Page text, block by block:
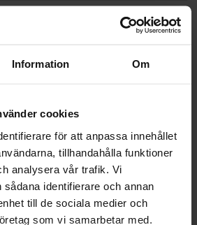
Information Om
cookies
för att anpassa innehållet
tillhandahålla funktioner
analysera vår trafik. Vi
identifierare och annan
till de sociala medier och
som vi samarbetar med.
köpte också
NY